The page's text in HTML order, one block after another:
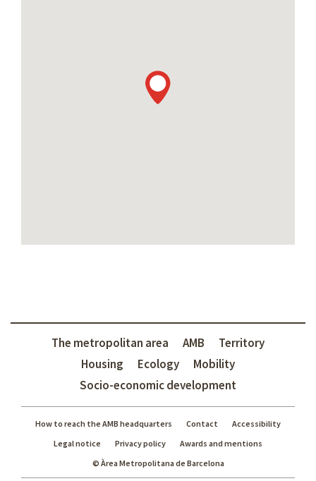
The metropolitan area AMB
Territory
Housing
Ecology
Mobility
Socio-economic development
How to reach the AMB headquarters Contact
Accessibility
Legal notice
Privacy policy
Awards and mentions
© Àrea Metropolitana de Barcelona